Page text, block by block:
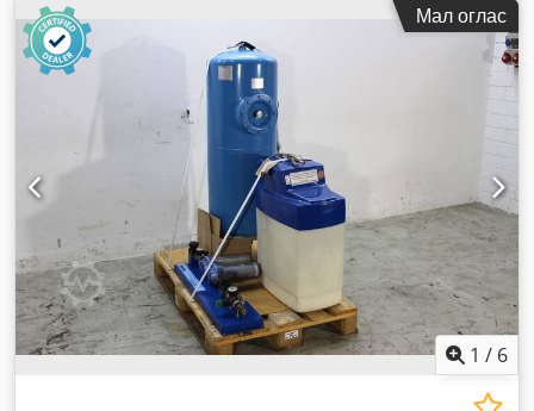
Мал оглас
1 / 6